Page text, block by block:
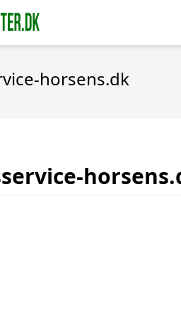
horsens.dk